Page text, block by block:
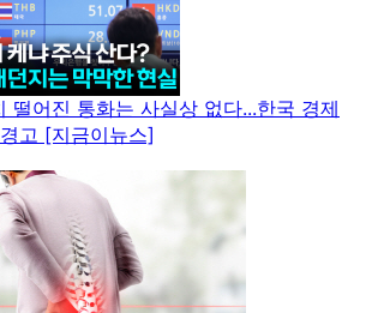
떨어진 통화는 사실상 없다...한국 경제
고 [지금이뉴스]